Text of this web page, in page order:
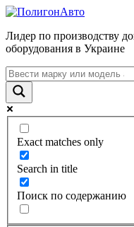
Лидер по производству
оборудования в Украине
Exact matches only
Search in title
Поиск по содержанию